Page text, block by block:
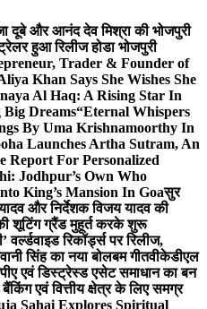
दूबे और आनंद देव मिश्रा की भोजपुरी
हुआ रिलीज होडा भोजपुरी
Trader & Founder of
Khan Says She Wishes She
Al Haq: A Rising Star In
Dreams“Eternal Whispers
By Uma Krishnamoorthy In
Launches Artha Sutram, An
Report For Personalized
Jodhpur’s Own Who
King’s Mansion In Goaसुर
यादव और निर्देशक विजय यादव की
शूटिंग ग्रैंड मुहूर्त करके शुरू
वर्ल्डवाइड रिकॉर्ड्स पर रिलीज,
सिंह का नया बोलबम गीतवीकेडीएल
एवं डिस्ट्रेस्ड एसेट समाधान का बन
एवं वित्तीय क्षेत्र के लिए समग्र
Sahai Explores Spiritual